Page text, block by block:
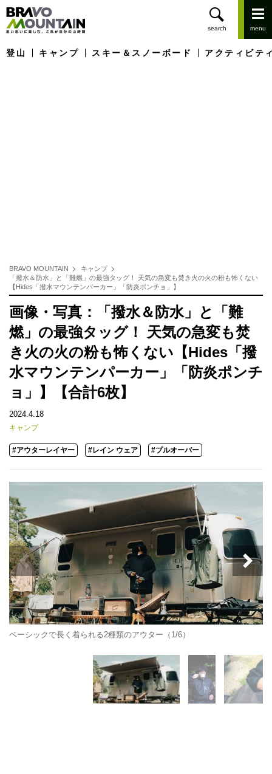
登山 キャンプ スキー＆スノーボード アクティビテ
BRAVO MOUNTAIN
キャンプ
「撥水＆防水」と「難燃」の最強タッグ！ 天気の急変も焚き火の火の粉も怖くない
【Hides「撥水マウンテンパーカー」「防炎ポンチョ」】
画像・写真：「撥水＆防水」と「難
燃」の最強タッグ！ 天気の急変も焚
き火の火の粉も怖くない【Hides「撥
水マウンテンパーカー」「防炎ポンチ
ョ」】【合計6枚】
2024.4.18
キャンプ
#アウターレイヤー #レイン ウェア #プルオーバー
ベーシックで長く着られる2種類のアウター（1/6）